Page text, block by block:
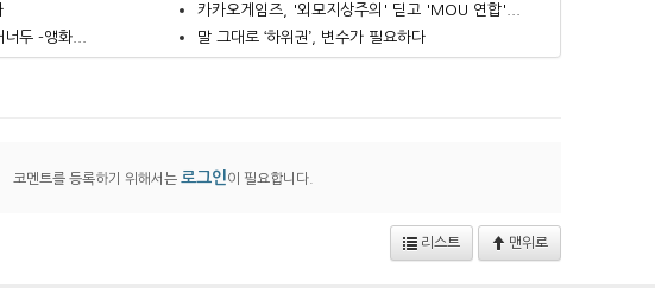
두 -앵화...
카카오게임즈, '외모지상주의' 딛고 'MOU 연합'...
말 그대로 ‘하위권’, 변수가 필요하다
코멘트를 등록하기 위해서는 로그인이 필요합니다.
리스트 맨위로